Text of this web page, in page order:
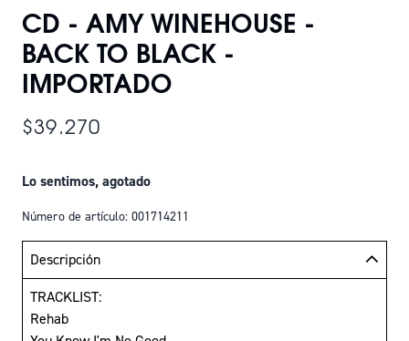
CD - AMY WINEHOUSE -
BACK TO BLACK -
IMPORTADO
$39.270
Lo sentimos, agotado
Número de artículo: 001714211
Descripción
TRACKLIST:
Rehab